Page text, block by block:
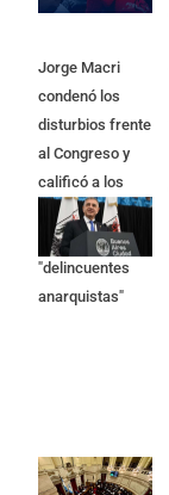
Jorge Macri
condenó los
disturbios frente
al Congreso y
calificó a los
responsables
como
"delincuentes
anarquistas"